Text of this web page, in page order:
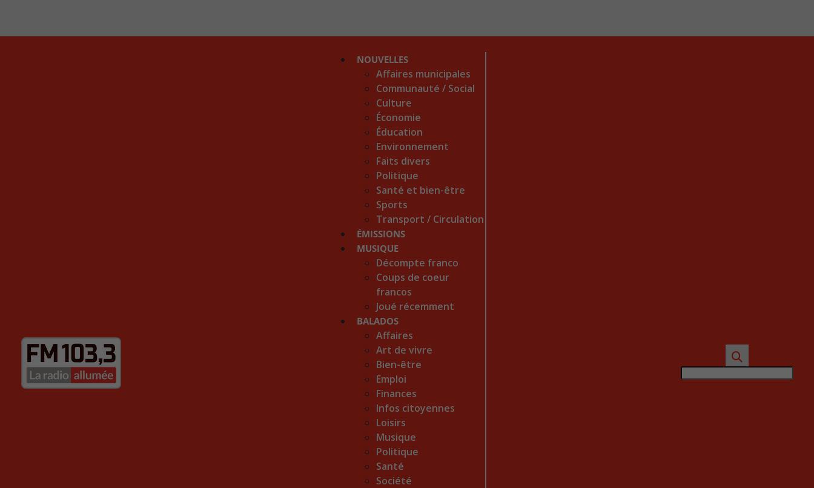
NOUVELLES
Affaires municipales
Communauté / Social
Culture
Économie
Éducation
Environnement
Faits divers
Politique
Santé et bien-être
Sports
Transport / Circulation
ÉMISSIONS
MUSIQUE
Décompte franco
Coups de coeur
francos
Joué récemment
BALADOS
Affaires
Art de vivre
Bien-être
Emploi
Finances
Infos citoyennes
Loisirs
Musique
Politique
Santé
Société